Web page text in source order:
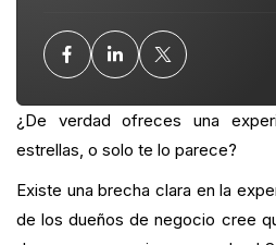
¿De verdad ofreces una
estrellas, o solo te lo parece?
Existe una brecha clara en la
de los dueños de negocio cree
6. Da visibilidad a tus reseñas
Para terminar
¿Quieres cerrar la brecha?